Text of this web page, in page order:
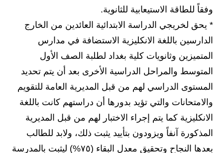
المرحلة الاعدادية
دروس
المرحلة الابتدائية
المرحلة المتوسطة
المرحلة الاعدادية
مواضيع انشاء
وفقاً للطاقة الاستيعابية للثانوية.
* يحق لخريجي الدراسة الابتدائية العائدين من الخارج
الدارسين باللغة الانكليزية الاستضافة في مدارس
المتميزين وثانويات كلية بغداد لطلبة الصف الأول
المتوسط والمراحل الدراسية الأخرى بعد أن يتم تحديد
المستوى الدراسي لهم من قبل المديرية العامة للتقويم
والامتحانات والتي تؤيد بدورها أن دراستهم كانت باللغة
الانكليزية كما يتم إجراء الاختبار لهم من قبل المديرية
المذكورة آنفاً ويزودون بتأييد يثبت ذلك، ولابد للطالب
بعدها النجاح وتحقيق معدل البقاء (٧٥%) ليثبت بالمدرسة